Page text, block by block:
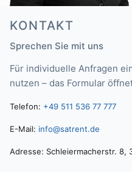
KONTAKT
Sprechen Sie mit uns
Für individuelle Anfragen
nutzen – das Formular
Telefon: +49 511 536 77 777
E-Mail: info@satrent.de
Adresse: Schleiermacherstr. 8,